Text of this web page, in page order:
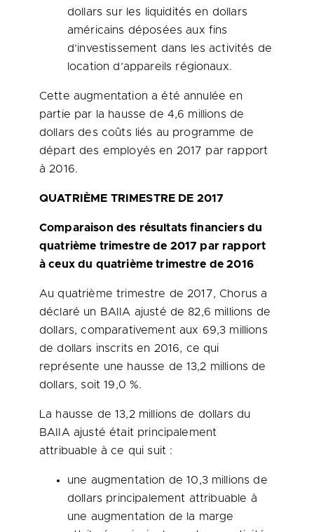
dollars sur les liquidités en dollars
américains déposées aux fins
d’investissement dans les activités de
location d’appareils régionaux.
Cette augmentation a été annulée en
partie par la hausse de 4,6 millions de
dollars des coûts liés au programme de
départ des employés en 2017 par rapport
à 2016.
QUATRIÈME TRIMESTRE DE 2017
Comparaison des résultats financiers du
quatrième trimestre de 2017 par rapport
à ceux du quatrième trimestre de 2016
Au quatrième trimestre de 2017, Chorus a
déclaré un BAIIA ajusté de 82,6 millions de
dollars, comparativement aux 69,3 millions
de dollars inscrits en 2016, ce qui
représente une hausse de 13,2 millions de
dollars, soit 19,0 %.
La hausse de 13,2 millions de dollars du
BAIIA ajusté était principalement
attribuable à ce qui suit :
une augmentation de 10,3 millions de
dollars principalement attribuable à
une augmentation de la marge